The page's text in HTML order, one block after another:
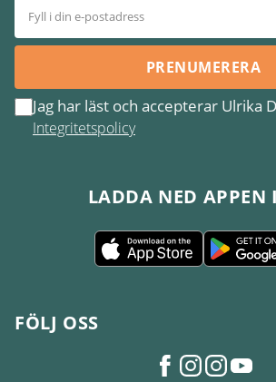
PRENUMERERA
Jag har läst och accepterar Ulrika
Integritetspolicy
LADDA NED APPEN
FÖLJ OSS